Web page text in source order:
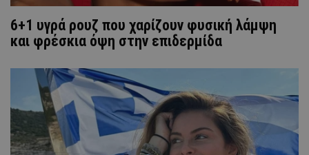
6+1 υγρά ρουζ που χαρίζουν φυσική λάμψη
και φρέσκια όψη στην επιδερμίδα